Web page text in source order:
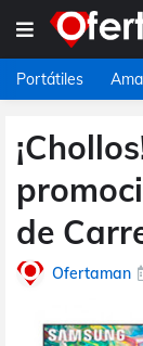
Portátiles
de
Ofertaman